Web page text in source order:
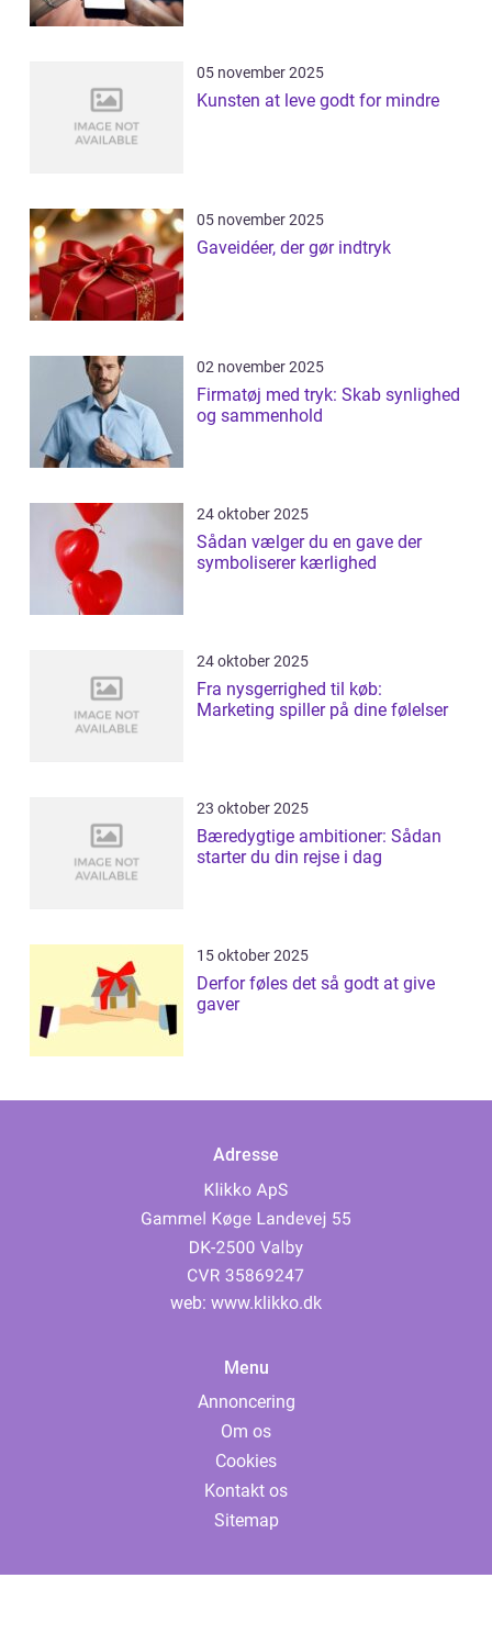
05 november 2025
Kunsten at leve godt for mindre
05 november 2025
Gaveidéer, der gør indtryk
02 november 2025
Firmatøj med tryk: Skab synlighed
og sammenhold
24 oktober 2025
Sådan vælger du en gave der
symboliserer kærlighed
24 oktober 2025
Fra nysgerrighed til køb:
Marketing spiller på dine følelser
23 oktober 2025
Bæredygtige ambitioner: Sådan
starter du din rejse i dag
15 oktober 2025
Derfor føles det så godt at give
gaver
Adresse
web: www.klikko.dk
Menu
Annoncering
Om os
Cookies
Kontakt os
Sitemap